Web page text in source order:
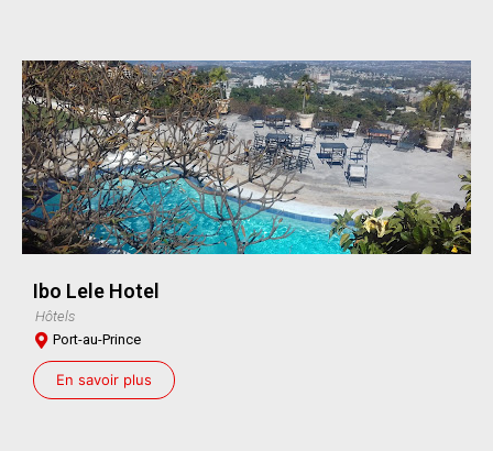
Ibo Lele Hotel
Hôtels
Port-au-Prince
En savoir plus